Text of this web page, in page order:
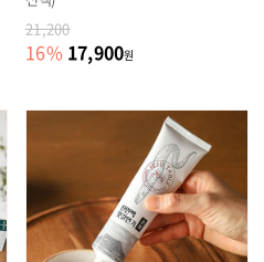
21,200
16% 17,900원